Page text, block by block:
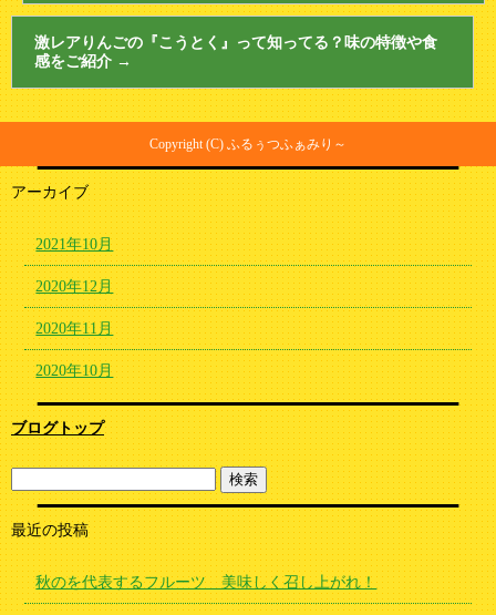
激レアりんごの『こうとく』って知ってる？味の特徴や食
感をご紹介 →
Copyright (C) ふるぅつふぁみり～
アーカイブ
2021年10月
2020年12月
2020年11月
2020年10月
ブログトップ
最近の投稿
秋のを代表するフルーツ 美味しく召し上がれ！